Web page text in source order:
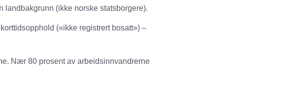
landbakgrunn (ikke norske statsborgere).
(«ikke registrert bosatt») –
Nær 80 prosent av arbeidsinnvandrerne